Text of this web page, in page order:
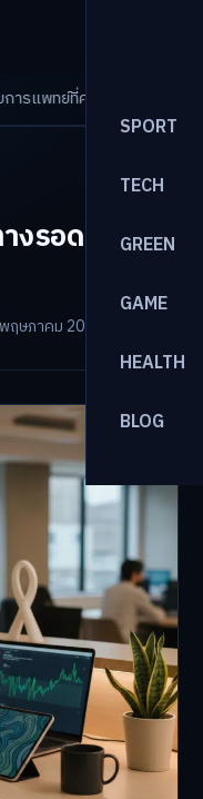
SPORT
TECH
GREEN
GAME
HEALTH
BLOG
รรู้/ดอกเบี้ยขาขึ้นรอบใหม่! จั
งรอดมนุษย์
ษภาคม 2026